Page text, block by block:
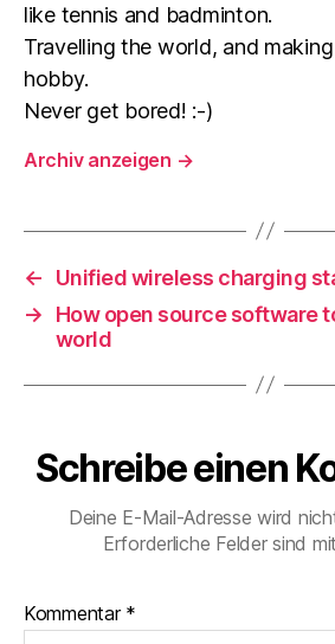
like tennis and badminton.
Travelling the world, and
hobby.
Never get bored! :-)
Archiv anzeigen →
←
Unified wireless charging
→
How open source software
world
Schreibe einen
Deine E-Mail-Adresse wird
Erforderliche Felder sind mit
Kommentar *